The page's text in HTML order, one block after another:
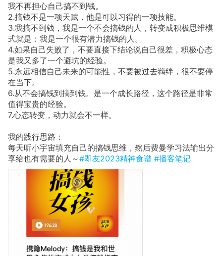
我不再担心自己搞不到钱。
2.搞钱不是一项天赋，他是可以习得的一项技能。
3.我搞不到钱，我是一个不会搞钱的人，转变成积极思维模
式就是：我是一个很有潜力搞钱的人。
4.如果自己失败了，不要直接下结论说自己很差，积极心态
是我又多了一个避坑的经验。
5.永远相信自己未来的可能性，不要被过去羁绊，很不要停
在当下。
6.从不会搞钱到搞到钱。是一个成长路径，这个路径是非常
值得宝贵的经验。
7.心态转变，动力就会不一样。
我的践行思路：
每天听小宇宙填充自己的搞钱思维，然后费曼学习法输出分
享给也有需要的人～#即友2023精神食谱 #播客笔记